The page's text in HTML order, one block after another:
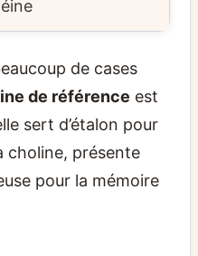
de cases
de référence est
sert d’étalon pour
choline, présente
pour la mémoire